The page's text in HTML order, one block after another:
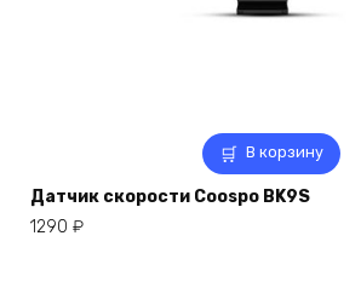
В корзину
Датчик скорости Coospo BK9S
1290 ₽